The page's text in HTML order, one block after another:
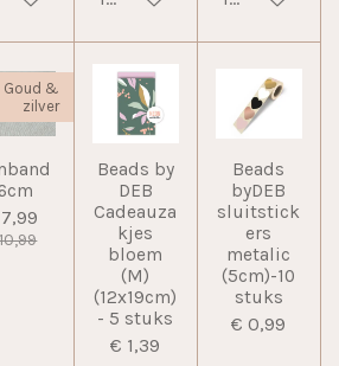
Goud &
zilver
Beads by
DEB
Cadeauza
kjes
bloem
(M)
(12x19cm)
- 5 stuks
€ 1,39
Beads
byDEB
sluitstick
ers
metalic
(5cm)-10
stuks
€ 0,99